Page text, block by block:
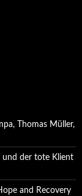
Thomas Müller,
und der tote Klient
and Recovery